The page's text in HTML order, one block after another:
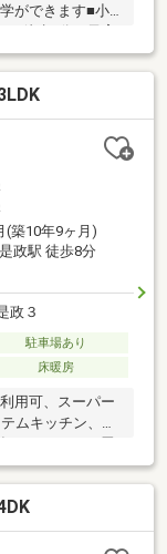
ができます■小
乾燥・浴室追焚
わせてコミュニ
コニー・洋室か
と洋室が１階に
にもお勧めです
が充実しており
物にも便利です
(築10年9ヶ月)
政駅 徒歩8分
政３
駐車場あり
床暖房
用可、スーパー
ムキッチン、浴
ッチン、トイレ
、温水洗浄便
ンターホン、都
乾燥機、浄水器